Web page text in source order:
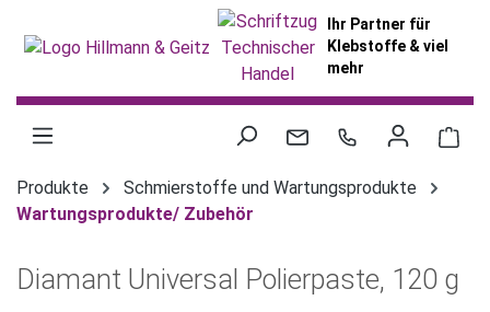
Ihr Partner für
Klebstoffe & viel
mehr
Produkte
Schmierstoffe und Wartungsprodukte
Wartungsprodukte/ Zubehör
Diamant Universal Polierpaste, 120 g